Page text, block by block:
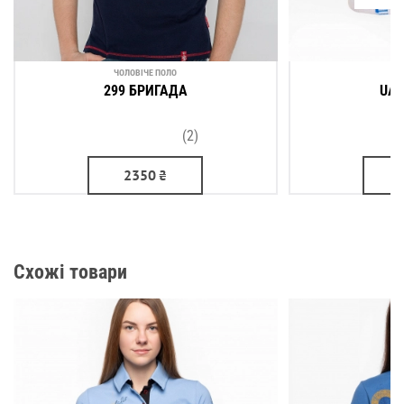
ЧОЛОВІЧЕ ПОЛО
299 БРИГАДА
(2)
2350₴
UA
Схожі товари